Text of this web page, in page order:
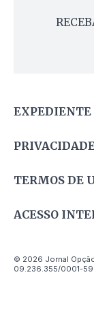
EXPEDIENTE
TERMOS DE
ACESSO
© 2026 Jornal
09.236.355/0001-